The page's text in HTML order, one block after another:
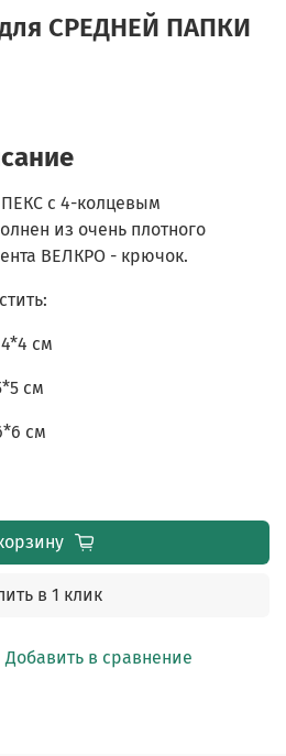
СРЕДНЕЙ ПАПКИ
Добавить в сравнение
в 1 клик
с 4-колцевым
из очень плотного
ВЕЛКРО - крючок.
см
см
см